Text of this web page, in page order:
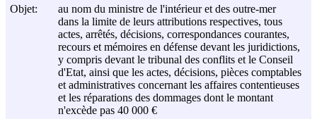
Objet:
au nom du ministre de l'intérieur et des outre-mer
dans la limite de leurs attributions respectives, tous
actes, arrêtés, décisions, correspondances courantes,
recours et mémoires en défense devant les juridictions,
y compris devant le tribunal des conflits et le Conseil
d'Etat, ainsi que les actes, décisions, pièces comptables
et administratives concernant les affaires contentieuses
et les réparations des dommages dont le montant
n'excède pas 40 000 €